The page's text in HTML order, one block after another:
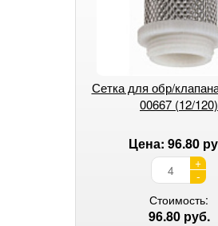
Сетка для обр/
00667 (12/120)
Цена: 96.80
+
-
Стоимость:
96.80 руб.